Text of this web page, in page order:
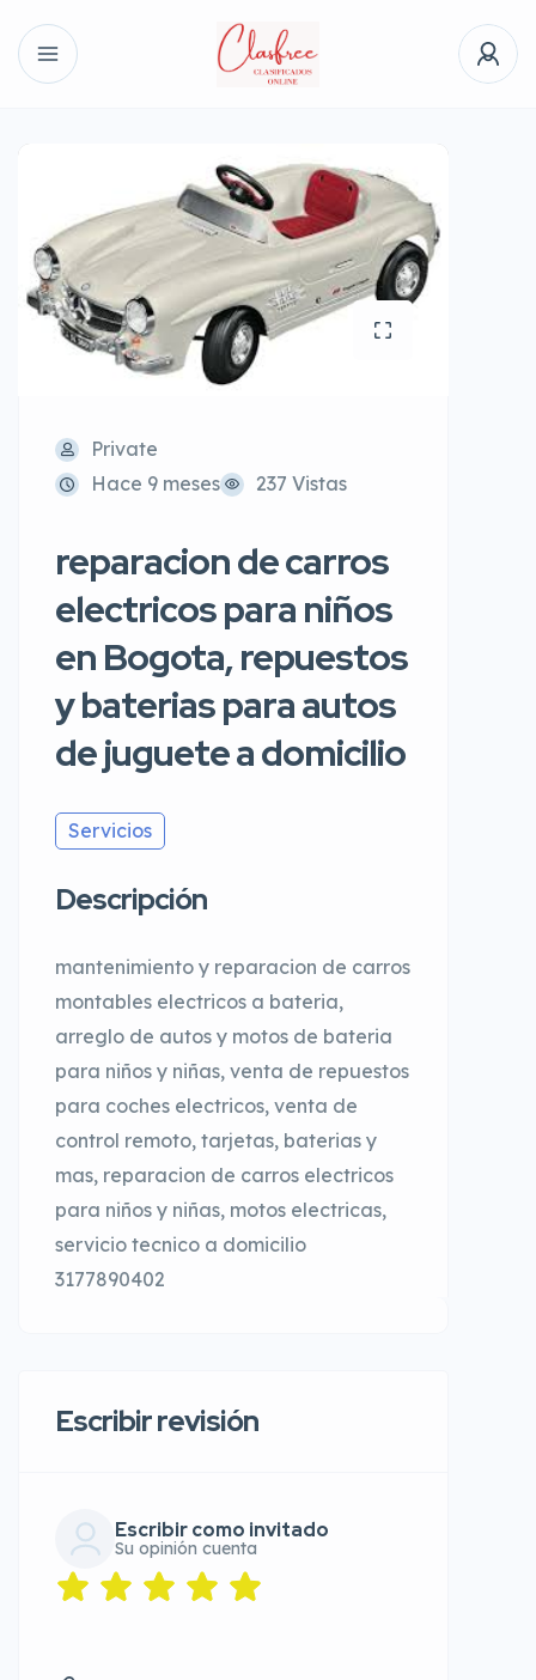
Private
Hace 9 meses
237 Vistas
reparacion de carros
electricos para niños
en Bogota, repuestos
y baterias para autos
de juguete a domicilio
Servicios
Descripción
mantenimiento y reparacion de carros
montables electricos a bateria,
arreglo de autos y motos de bateria
para niños y niñas, venta de repuestos
para coches electricos, venta de
control remoto, tarjetas, baterias y
mas, reparacion de carros electricos
para niños y niñas, motos electricas,
servicio tecnico a domicilio
3177890402
Escribir revisión
Escribir como invitado
Su opinión cuenta